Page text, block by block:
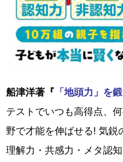
船津洋著『 「地頭力」を
テストでいつも高得点、
野で才能を伸ばせる! 気鋭
理解力・共感力・メタ認